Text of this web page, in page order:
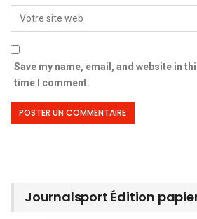
Save my name, email, and website in
time I comment.
Journalsport Édition